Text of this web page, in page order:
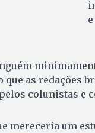
que as redações
colunistas e
mereceria um